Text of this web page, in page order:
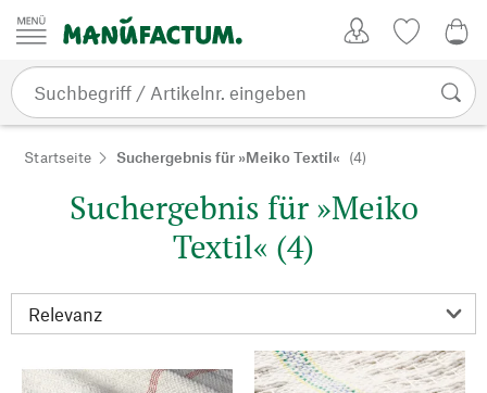
Zum Inhalt springen
Startseite Suchergebnis für »Meiko Textil« (4)
Suchergebnis für »Meiko
Textil« (4)